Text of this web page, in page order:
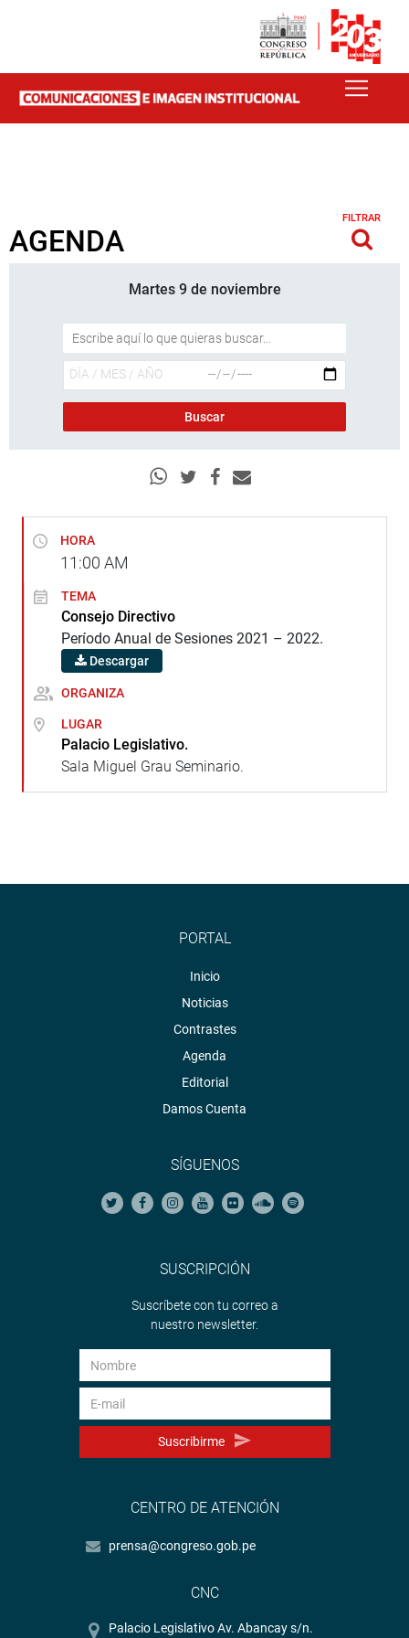
AGENDA
FILTRAR
Martes 9 de noviembre
HORA
11:00 AM
TEMA
Consejo Directivo
Período Anual de Sesiones 2021 – 2022.
Descargar
ORGANIZA
LUGAR
Palacio Legislativo.
Sala Miguel Grau Seminario.
PORTAL
Inicio
Noticias
Contrastes
Agenda
Editorial
Damos Cuenta
SÍGUENOS
SUSCRIPCIÓN
Suscríbete con tu correo a
nuestro newsletter.
Suscribirme
CENTRO DE ATENCIÓN
prensa@congreso.gob.pe
CNC
Palacio Legislativo Av. Abancay s/n.